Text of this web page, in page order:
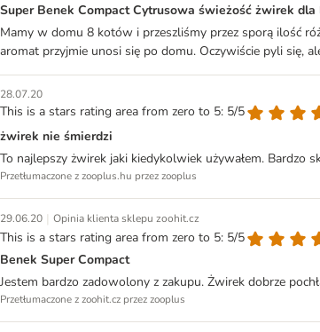
Super Benek Compact Cytrusowa świeżość żwirek dla
Mamy w domu 8 kotów i przeszliśmy przez sporą ilość
aromat przyjmie unosi się po domu. Oczywiście pyli się,
28.07.20
This is a stars rating area from zero to 5: 5/5
żwirek nie śmierdzi
To najlepszy żwirek jaki kiedykolwiek używałem. Bardzo
Przetłumaczone z zooplus.hu przez zooplus
29.06.20 | Opinia klienta sklepu zoohit.cz
This is a stars rating area from zero to 5: 5/5
Benek Super Compact
Jestem bardzo zadowolony z zakupu. Żwirek dobrze
Przetłumaczone z zoohit.cz przez zooplus